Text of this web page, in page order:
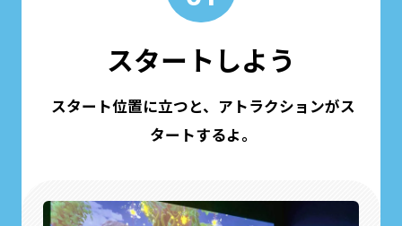
スタートしよう
スタート位置に立つと、アトラクションがス
タートするよ。